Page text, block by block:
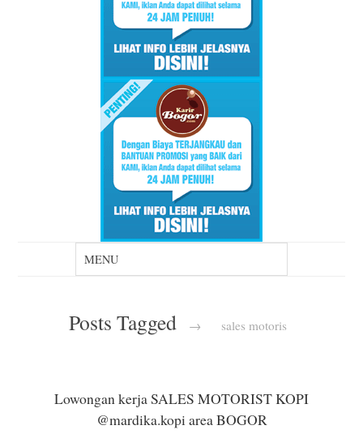
Posts Tagged → sales motoris
Lowongan kerja SALES MOTORIST KOPI
@mardika.kopi area BOGOR